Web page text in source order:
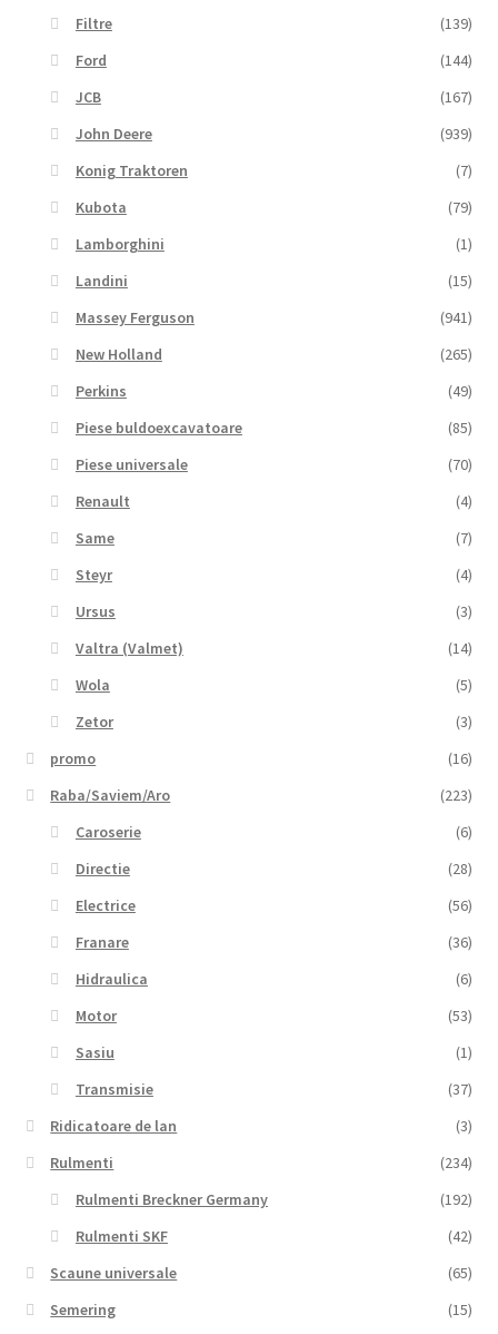
Filtre
(139)
Ford
(144)
JCB
(167)
John Deere
(939)
Konig Traktoren
(7)
Kubota
(79)
Lamborghini
(1)
Landini
(15)
Massey Ferguson
(941)
New Holland
(265)
Perkins
(49)
Piese buldoexcavatoare
(85)
Piese universale
(70)
Renault
(4)
Same
(7)
Steyr
(4)
Ursus
(3)
Valtra (Valmet)
(14)
Wola
(5)
Zetor
(3)
promo
(16)
Raba/Saviem/Aro
(223)
Caroserie
(6)
Directie
(28)
Electrice
(56)
Franare
(36)
Hidraulica
(6)
Motor
(53)
Sasiu
(1)
Transmisie
(37)
Ridicatoare de lan
(3)
Rulmenti
(234)
Rulmenti Breckner Germany
(192)
Rulmenti SKF
(42)
Scaune universale
(65)
Semering
(15)